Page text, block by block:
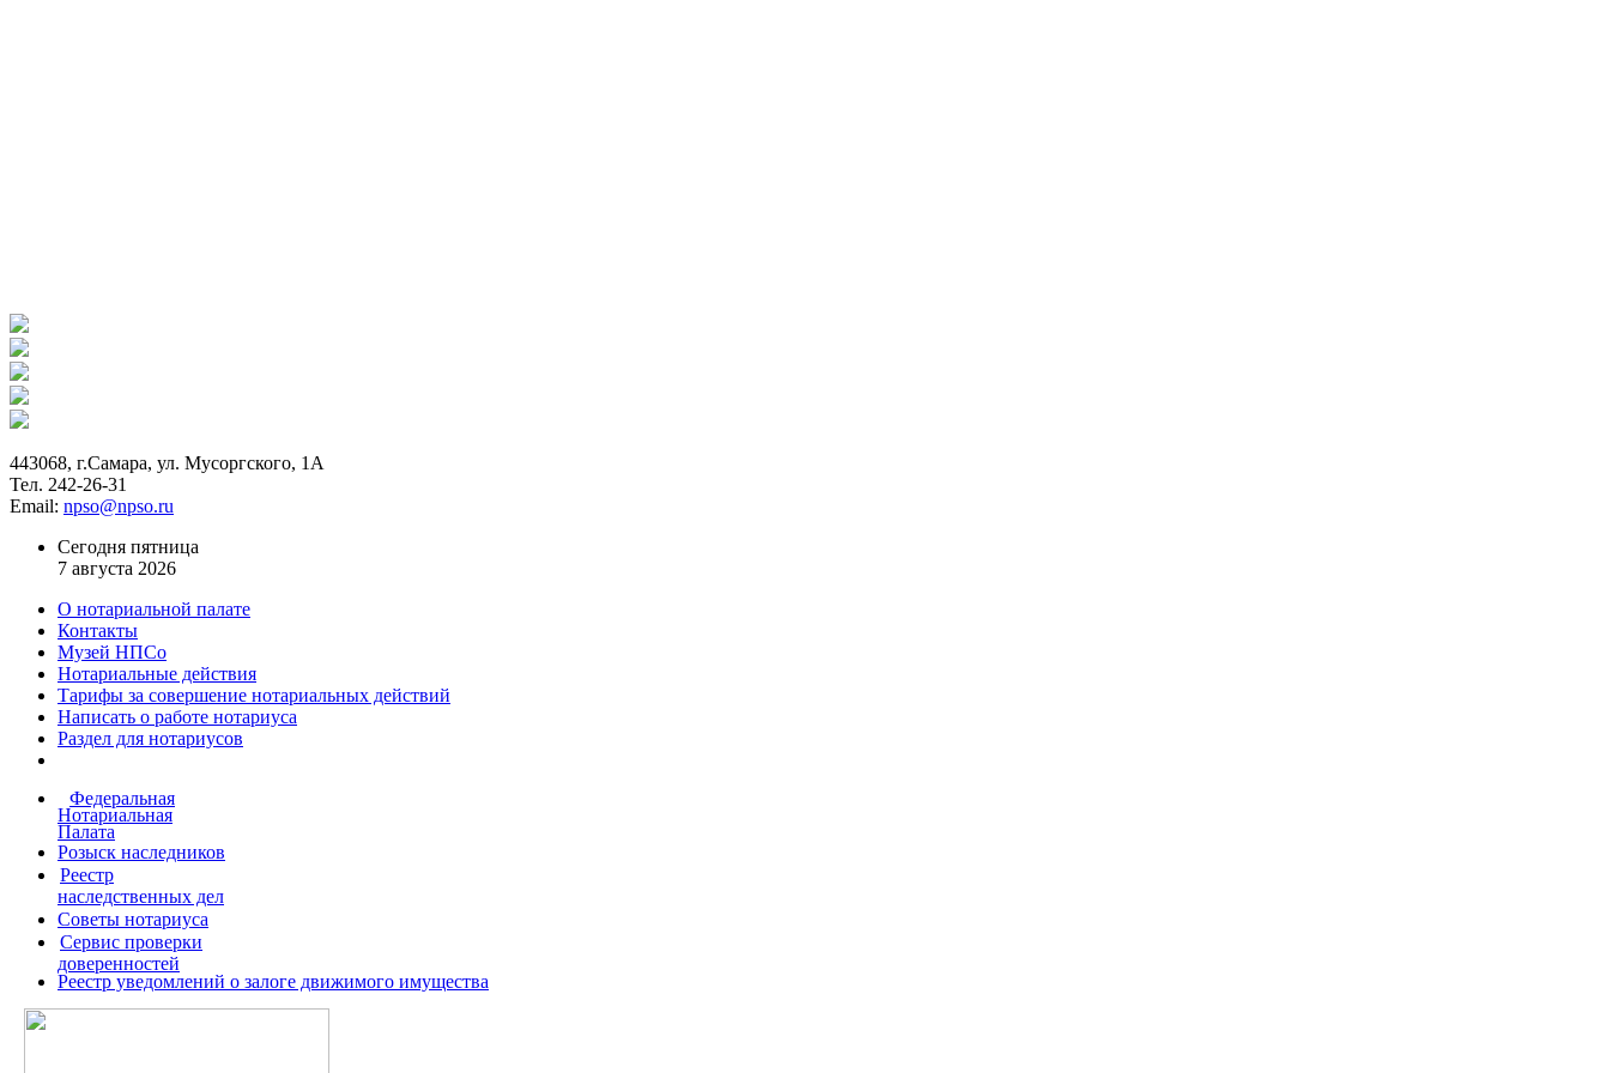
443068, г.Самара, ул. Мусоргского, 1А
Тел. 242-26-31
Email: npso@npso.ru
Сегодня пятница
7 августа 2026
О нотариальной палате
Контакты
Музей НПСо
Нотариальные действия
Тарифы за совершение нотариальных действий
Написать о работе нотариуса
Раздел для нотариусов
Федеральная
Нотариальная
Палата
Розыск наследников
Реестр
наследственных дел
Советы нотариуса
Сервис проверки
доверенностей
Реестр уведомлений о залоге движимого имущества